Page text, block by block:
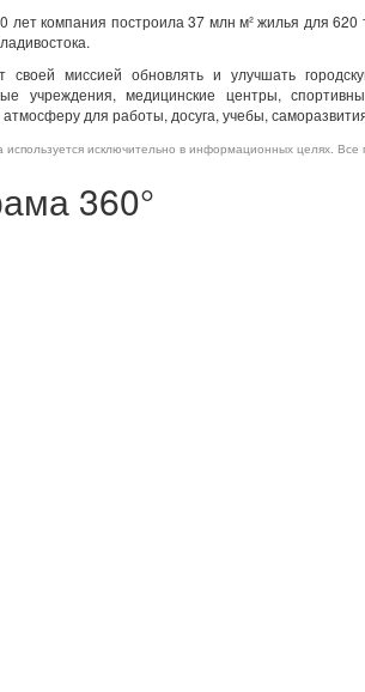
лет компания построила 37 млн м² жилья для
своей миссией обновлять и улучшать
учреждения, медицинские центры,
для работы, досуга, учебы,
используется исключительно в информационных целях.
360°